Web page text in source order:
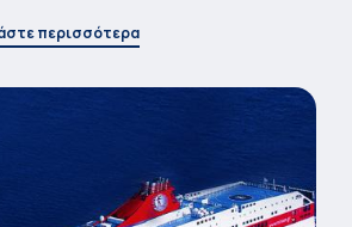
περισσότερα